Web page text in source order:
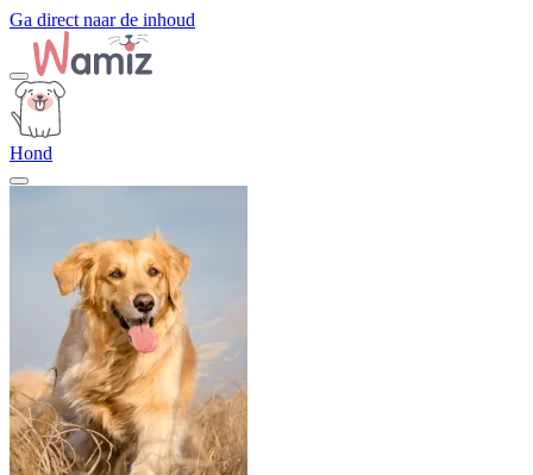
Ga direct naar de inhoud
Hond